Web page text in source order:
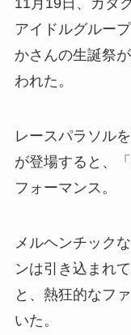
11月19日、カタ
アイドルグルー
かさんの生誕祭
われた。
レースパラソル
が登場すると、
フォーマンス。
メルヘンチック
ンは引き込まれ
と、熱狂的なフ
いた。